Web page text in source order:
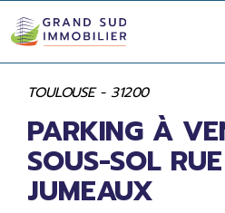
TOULOUSE - 31200
PARKING À
SOUS-SOL
JUMEAUX